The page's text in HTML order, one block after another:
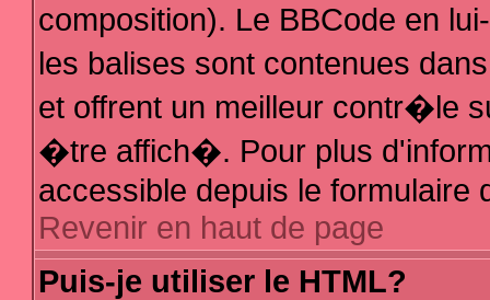
composition). Le BBCode en
les balises sont contenues
et offrent un meilleur contr�le
�tre affich�. Pour plus
accessible depuis le formulaire
Revenir en haut de page
Puis-je utiliser le HTML?